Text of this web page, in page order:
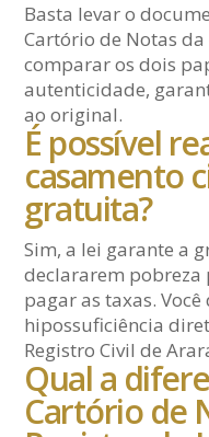
Basta levar o
Cartório de Notas da
comparar os dois
autenticidade,
ao original.
É possível
casamento
gratuita?
Sim, a lei garante a
declararem pobreza
pagar as taxas.
hipossuficiência
Registro Civil de
Qual a
Cartório de